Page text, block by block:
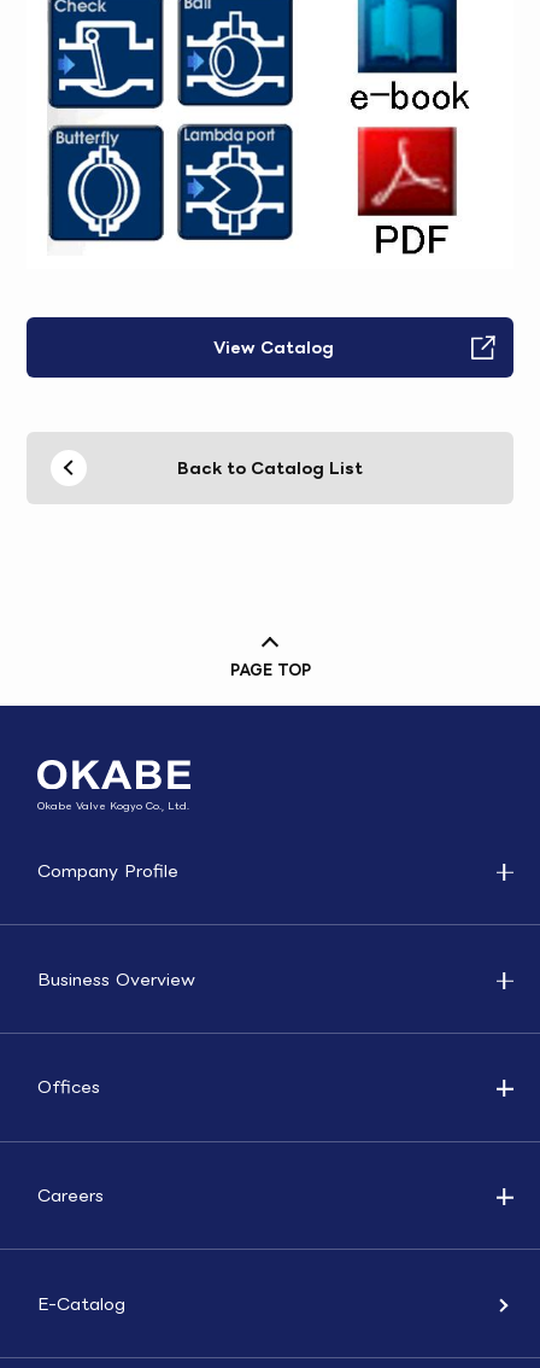
View Catalog
Back to Catalog List
PAGE TOP
Okabe Valve Kogyo Co., Ltd.
Company Profile
Business Overview
Offices
Careers
E-Catalog